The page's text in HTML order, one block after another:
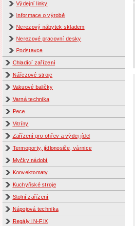
Výdejní linky
Informace o výrobě
Nerezový nábytek skladem
Nerezové pracovní desky
Podstavce
Chladící zařízení
Nářezové stroje
Vakuové baličky
Varná technika
Pece
Vitríny
Zařízení pro ohřev a výdej jídel
Termoporty, jídlonosiče, várnice
Myčky nádobí
Konvektomaty
Kuchyňské stroje
Stolní zařízení
Nápojová technika
Regály IN-FIX